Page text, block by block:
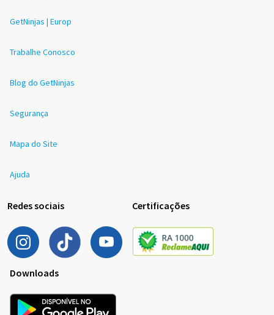
GetNinjas | Europ
Trabalhe Conosco
Blog do GetNinjas
Segurança
Mapa do Site
Ajuda
Redes sociais Certificações
Downloads